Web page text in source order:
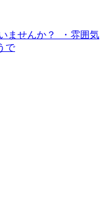
ませんか？ ⁡ ・雰囲気
で